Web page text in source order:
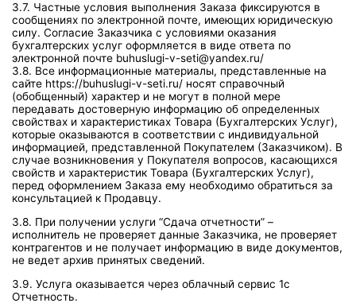
3.7. Частные условия выполнения Заказа фиксируются в
сообщениях по электронной почте, имеющих юридическую
силу. Согласие Заказчика с условиями оказания
бухгалтерских услуг оформляется в виде ответа по
электронной почте buhuslugi-v-seti@yandex.ru/
3.8. Все информационные материалы, представленные на
сайте https://buhuslugi-v-seti.ru/ носят справочный
(обобщенный) характер и не могут в полной мере
передавать достоверную информацию об определенных
свойствах и характеристиках Товара (Бухгалтерских Услуг),
которые оказываются в соответствии с индивидуальной
информацией, представленной Покупателем (Заказчиком). В
случае возникновения у Покупателя вопросов, касающихся
свойств и характеристик Товара (Бухгалтерских Услуг),
перед оформлением Заказа ему необходимо обратиться за
консультацией к Продавцу.
3.8. При получении услуги “Сдача отчетности” –
исполнитель не проверяет данные Заказчика, не проверяет
контрагентов и не получает информацию в виде документов,
не ведет архив принятых сведений.
3.9. Услуга оказывается через облачный сервис 1с
Отчетность.